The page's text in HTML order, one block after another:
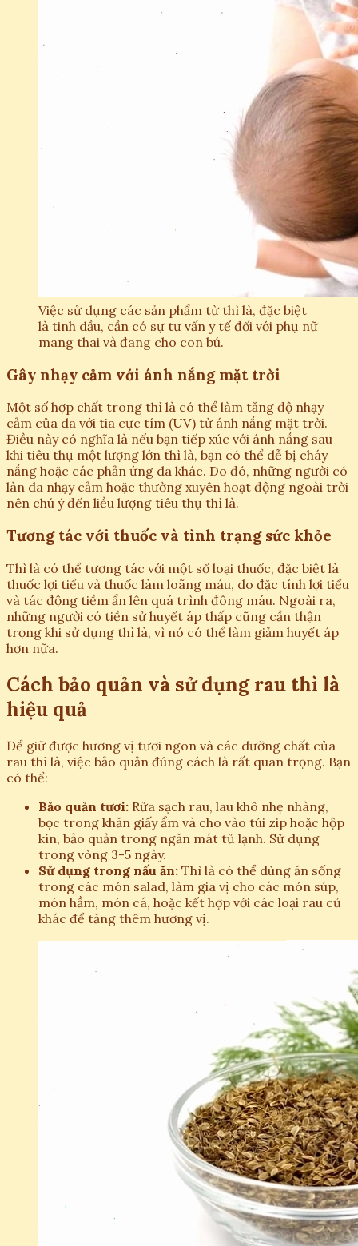
Việc sử dụng các sản phẩm từ thì là, đặc biệt
là tinh dầu, cần có sự tư vấn y tế đối với phụ nữ
mang thai và đang cho con bú.
Gây nhạy cảm với ánh nắng mặt trời
Một số hợp chất trong thì là có thể làm tăng độ nhạy
cảm của da với tia cực tím (UV) từ ánh nắng mặt trời.
Điều này có nghĩa là nếu bạn tiếp xúc với ánh nắng sau
khi tiêu thụ một lượng lớn thì là, bạn có thể dễ bị cháy
nắng hoặc các phản ứng da khác. Do đó, những người có
làn da nhạy cảm hoặc thường xuyên hoạt động ngoài trời
nên chú ý đến liều lượng tiêu thụ thì là.
Tương tác với thuốc và tình trạng sức khỏe
Thì là có thể tương tác với một số loại thuốc, đặc biệt là
thuốc lợi tiểu và thuốc làm loãng máu, do đặc tính lợi tiểu
và tác động tiềm ẩn lên quá trình đông máu. Ngoài ra,
những người có tiền sử huyết áp thấp cũng cần thận
trọng khi sử dụng thì là, vì nó có thể làm giảm huyết áp
hơn nữa.
Cách bảo quản và sử dụng rau thì là
hiệu quả
Để giữ được hương vị tươi ngon và các dưỡng chất của
rau thì là, việc bảo quản đúng cách là rất quan trọng. Bạn
có thể:
Bảo quản tươi: Rửa sạch rau, lau khô nhẹ nhàng,
bọc trong khăn giấy ẩm và cho vào túi zip hoặc hộp
kín, bảo quản trong ngăn mát tủ lạnh. Sử dụng
trong vòng 3-5 ngày.
Sử dụng trong nấu ăn: Thì là có thể dùng ăn sống
trong các món salad, làm gia vị cho các món súp,
món hầm, món cá, hoặc kết hợp với các loại rau củ
khác để tăng thêm hương vị.